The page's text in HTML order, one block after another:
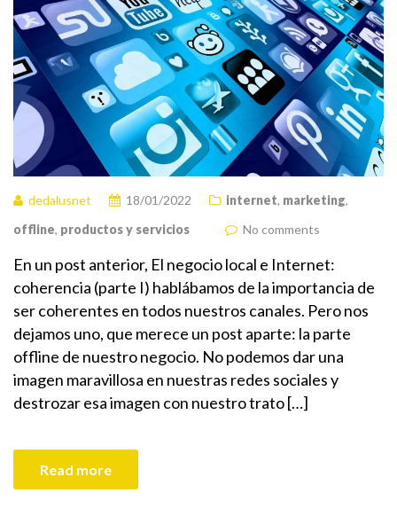
dedalusnet 18/01/2022 internet, marketing,
offline, productos y servicios No comments
En un post anterior, El negocio local e Internet:
coherencia (parte I) hablábamos de la importancia de
ser coherentes en todos nuestros canales. Pero nos
dejamos uno, que merece un post aparte: la parte
offline de nuestro negocio. No podemos dar una
imagen maravillosa en nuestras redes sociales y
destrozar esa imagen con nuestro trato […]
Read more